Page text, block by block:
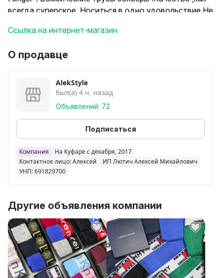
всегда суперское..Носиться в одно удовольствие.Не
многочисленных стирок.Производство Турция. В
хлопок.5 %микс
по две - пять штук. Розничная цена 8.50.Подарочная
коробка отдельно стоит 3 руб.
Доставка по Минску,РБ Европочтой и Белпочтой
наложенным платежом по фиксированным
тарифам.Самовывоз Сеница ул. Мирутко 4 по
предварительной договоренности.
ВСЕМ ПОКУПАТЕЛЯМ ДАРИМ ПОДАРКИ И
ПРИЯТНЫЕ СКИДКИ.
Ссылка на интернет-магазин
О продавце
AlekStyle
был(а) 4 ч. назад
Объявлений: 72
Подписаться
Компания
На Куфаре с декабря, 2017
Контактное лицо: Алексей
ИП Лютич Алексей Михайлович
УНП: 691829700
Другие объявления компании